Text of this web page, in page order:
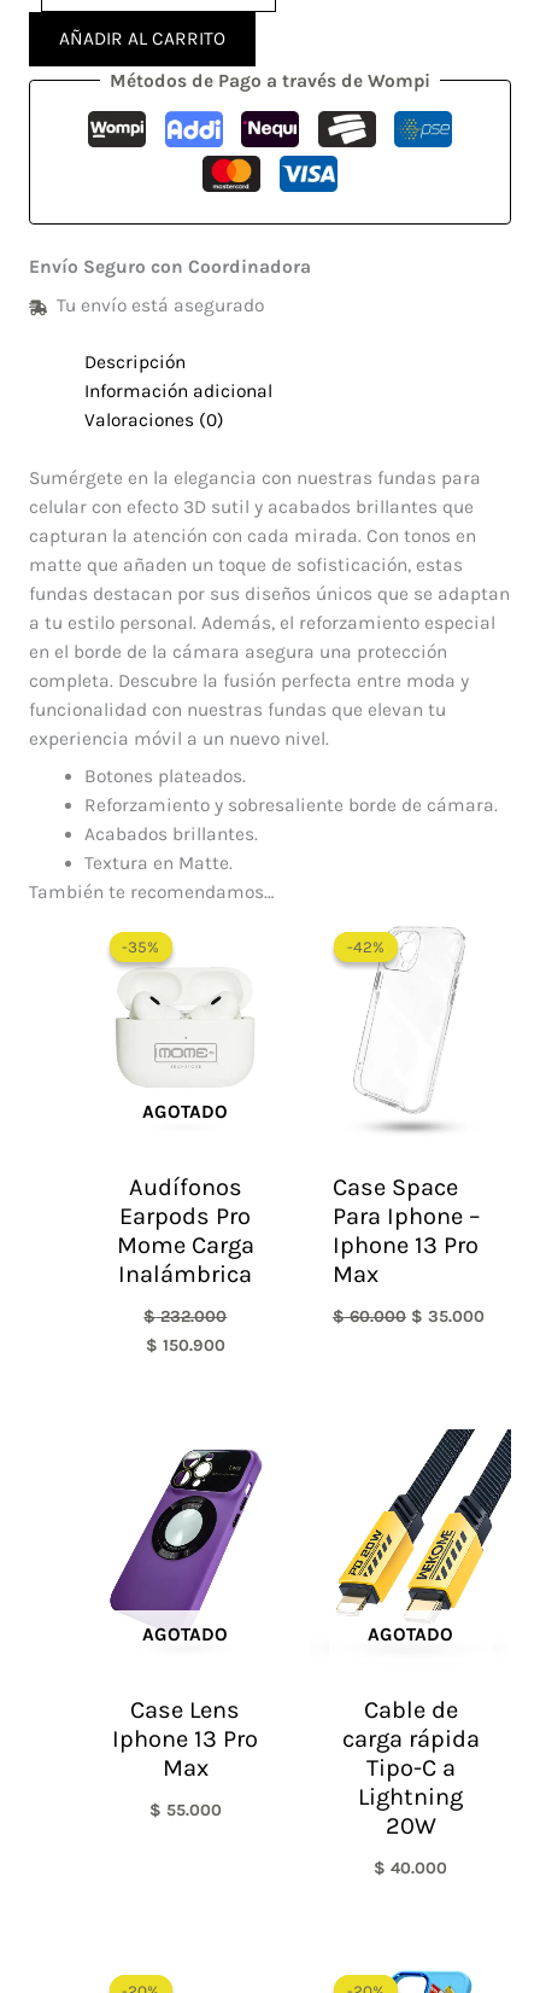
AÑADIR AL CARRITO
Métodos de Pago a través de Wompi
Envío Seguro con Coordinadora
Tu envío está asegurado
Descripción
Información adicional
Valoraciones (0)
Sumérgete en la elegancia con nuestras fundas para
celular con efecto 3D sutil y acabados brillantes que
capturan la atención con cada mirada. Con tonos en
matte que añaden un toque de sofisticación, estas
fundas destacan por sus diseños únicos que se adaptan
a tu estilo personal. Además, el reforzamiento especial
en el borde de la cámara asegura una protección
completa. Descubre la fusión perfecta entre moda y
funcionalidad con nuestras fundas que elevan tu
experiencia móvil a un nuevo nivel.
Botones plateados.
Reforzamiento y sobresaliente borde de cámara.
Acabados brillantes.
Textura en Matte.
También te recomendamos…
-35%
AGOTADO
-35%
Audífonos
Earpods Pro
Mome Carga
Inalámbrica
$232.000
precio
original
$ 232.000.
$ 150.900
-42%
-42%
Case Space
Para Iphone –
Iphone 13 Pro
Max
$60.000
precio
original
$ 60.000.
$ 35.000
AGOTADO
Case Lens
Iphone 13 Pro
Max
$ 55.000
AGOTADO
Cable de
carga rápida
Tipo-C a
Lightning
20W
$ 40.000
precio
precio